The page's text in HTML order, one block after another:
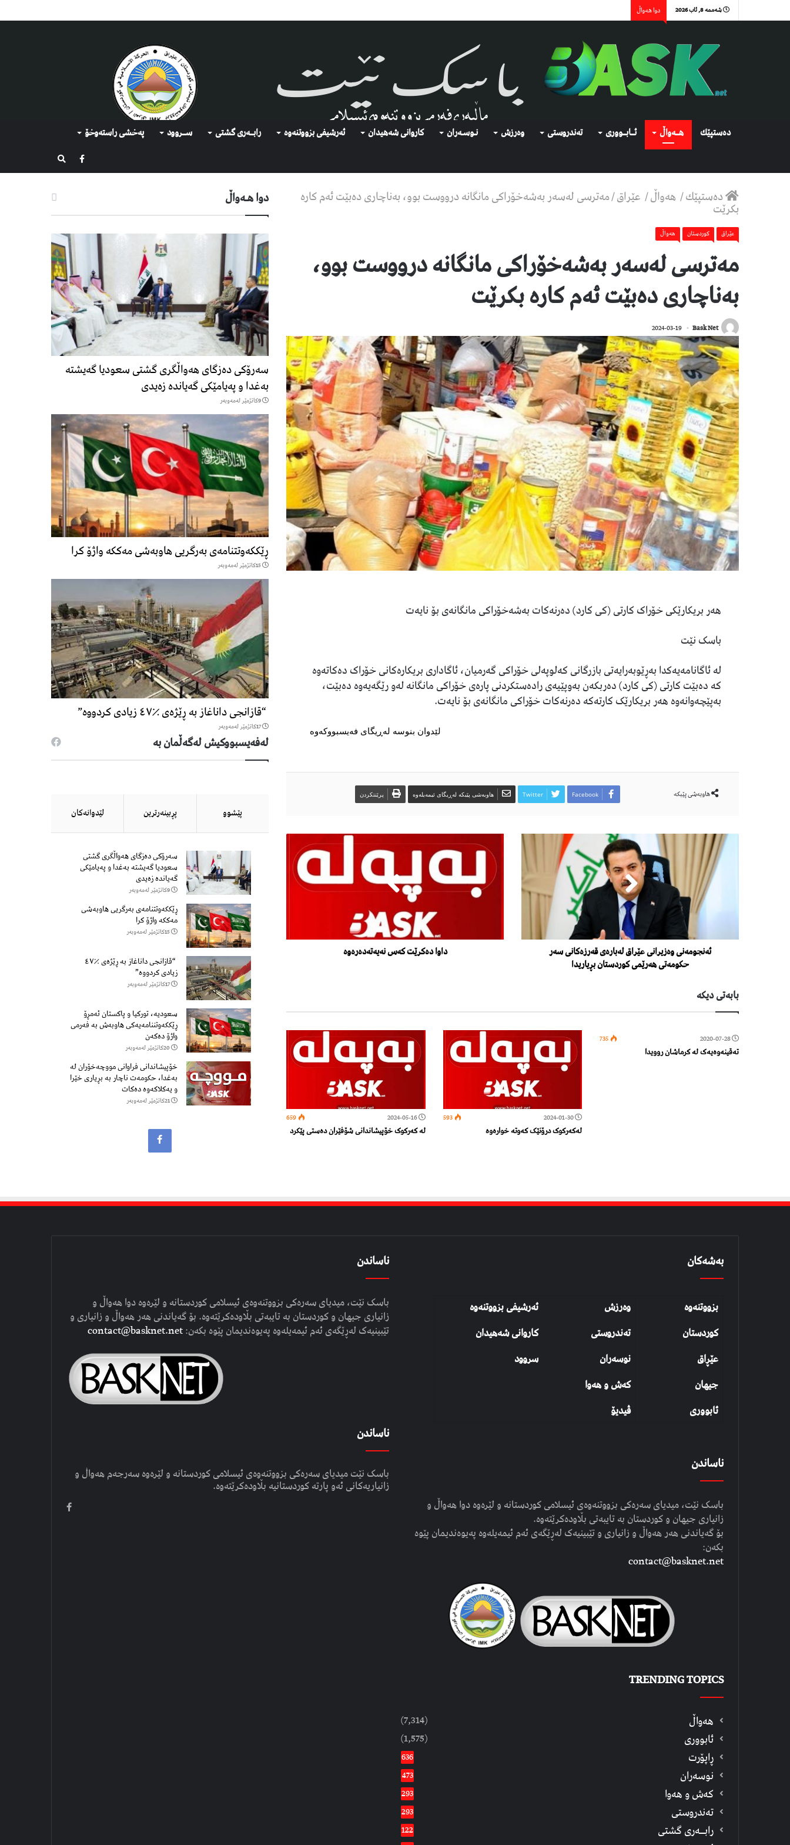
شەممە 8, ئاب 2026 دوا هەواڵ
دەستپێك هــەواڵ ئــابــووری تەندروستی وەرزش نـوسـەران كاروانی شەهیدان ئەرشیفى بزووتنەوە رابــه‌ری گشتی ســروود په‌خشی راسته‌وخۆ
گەڕان
دەستپێك/ هەواڵ/ عێراق/مەترسی لەسەر بەشەخۆراکی مانگانە درووست بوو، بەناچاری دەبێت ئەم کارە
بکرێت
عێراق كوردستان هەواڵ
مەترسی لەسەر بەشەخۆراکی مانگانە درووست بوو،
بەناچاری دەبێت ئەم کارە بکرێت
Bask Net
2024-03-19
هەر بریکارێکی خۆراک کارتی (کی کارد) دەرنەکات بەشەخۆراکی مانگانەی بۆ نایەت
باسک نێت
لە ئاگانامەیەکدا بەڕێوبەرایەتی بازرگانی کەلوپەلی خۆراکی گەرمیان، ئاگاداری بریکارەکانی خۆراک دەکاتەوە
کە دەبێت کارتی (کی کارد) دەربکەن بەوپێیەی رادەستکردنی پارەی خۆراکی مانگانە لەو رێگەیەوە دەبێت،
بەپێچەوانەوە هەر بریکارێک کارتەکە دەرنەکات خۆراکی مانگانەی بۆ نایەت.
لێدوان بنوسە لەڕیگای فەیسبووکەوە
هاوبەشی پێبكە Facebook
Twitter هاوبەشی پێبکە لەڕیگای ئیمەیلەوە پرێنتکردن
ئەنجومەنی وەزیرانی عێراق لەبارەی قەرزەکانی سەر
حکومەتی هەرێمی کوردستان بڕیاریدا
داوا دەکرێت کەس نەیەتەدەرەوە
بابەتی دیكە
2020-07-28
735
تەقینەوەیەک لە کرماشان روویدا
2024-01-30
593
لەکەرکوک درۆنێک کەوتە خوارەوە
2024-05-16
659
لە کەرکوک خۆپیشاندانی شۆفێران دەستی پێکرد
دوا هـه‌واڵ
سەرۆكی دەزگای هەواڵگری گشتی سعودیا گەیشتە
بەغدا و پەیامێكی گەیاندە زەیدی
9كاتژمێر لەمەوبەر
ڕێککەوتتنامەی بەرگریی هاوبەشی مەککە واژۆ کرا
15كاتژمێر لەمەوبەر
“قازانجی داناغاز بە ڕێژەی ٪٤٧ زیادی کردووە”
17كاتژمێر لەمەوبەر
لەفەیسبووكیش لەگەڵمان بە
پێشوو پڕبینەرترین لێدوانەكان
سەرۆكی دەزگای هەواڵگری گشتی
سعودیا گەیشتە بەغدا و پەیامێكی
گەیاندە زەیدی
9كاتژمێر لەمەوبەر
ڕێککەوتتنامەی بەرگریی هاوبەشی
مەککە واژۆ کرا
15كاتژمێر لەمەوبەر
“قازانجی داناغاز بە ڕێژەی ٪٤٧
زیادی کردووە”
17كاتژمێر لەمەوبەر
سعودیە، تورکیا و پاکستان ئەمڕۆ
ڕێککەوتننامەیەکی هاوبەش بە فەرمی
واژۆ دەکەن
20كاتژمێر لەمەوبەر
خۆپیشاندانی فراوانی مووچەخۆران لە
بەغدا، حکومەت ناچار بە بڕیاری خێرا
و یەکلاکەوە دەکات
21كاتژمێر لەمەوبەر
بەشەکان
بزووتنەوە
کوردستان
عێڕاق
جیهان
ئابووری
وەرزش
تەندروستی
نوسەران
کەش و هەوا
ڤیدیۆ
ئەرشیفی بزووتنەوە
کاروانی شەهیدان
سروود
ناساندن
باسک نێت، میدیای سەرەکی بزووتنەوەی ئیسلامی کوردستانە و لێرەوە دوا هەواڵ و
زانیاری جیهان و کوردستان بە تایبەتی بڵاودەکرێتەوە.
بۆ گەیاندنی هەر هەواڵ و زانیاری و تێبینیەک لەڕێگەی ئەم ئیمەیلەوە پەیوەندیمان پێوە
بکەن:
contact@basknet.net
TRENDING TOPICS
هەواڵ (7,314)
ئابووری (1,575)
ڕاپۆرت 636
نوسەران 473
كەش و هەوا 293
تەندروستی 293
رابــه‌ری گشتی 122
ناساندن
باسک نێت، میدیای سەرەکی بزووتنەوەی ئیسلامی کوردستانە و لێرەوە دوا هەواڵ و
زانیاری جیهان و کوردستان بە تایبەتی بڵاودەکرێتەوە. بۆ گەیاندنی هەر هەواڵ و زانیاری و
تێبینیەک لەڕێگەی ئەم ئیمەیلەوە پەیوەندیمان پێوە بکەن:contact@basknet.net
ناساندن
باسک نێت میدیای سەرەکی بزووتنەوەی ئیسلامی کوردستانە و لێرەوە سەرجەم هەواڵ و
زانیاریەکانی ئەو پارتە کوردستانیە بڵاودەکرێتەوە.